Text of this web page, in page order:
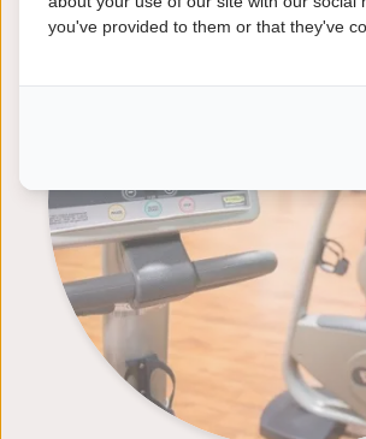
Health Center
you've provided to them or that they've